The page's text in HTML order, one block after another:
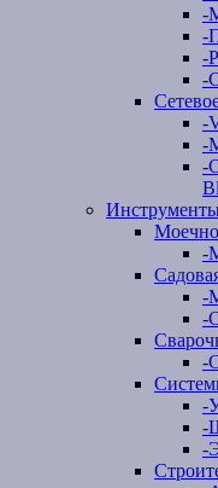
-
-
-
-
-
-
-
-
-
-
-
-
-
-